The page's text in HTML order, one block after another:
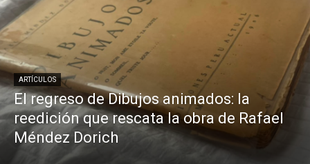
ARTÍCULOS
El regreso de Dibujos animados: la
reedición que rescata la obra de Rafael
Méndez Dorich